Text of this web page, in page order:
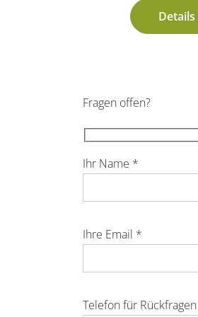
Details
Fragen offen?
Ihr Name *
Ihre Email *
Telefon für Rückfragen